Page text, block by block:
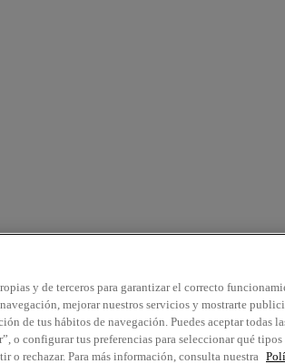
y de terceros para garantizar el correcto
mejorar nuestros servicios y mostrarte
de tus hábitos de navegación. Puedes aceptar todas
o configurar tus preferencias para seleccionar qué tipos
o rechazar. Para más información, consulta nuestra